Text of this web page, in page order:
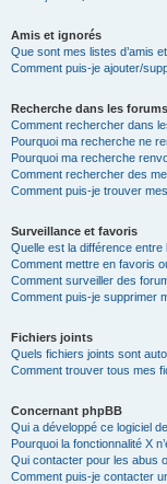
Amis et ignorés
Que sont mes listes d’amis
Comment puis-je ajouter/
Recherche dans les forums
Comment rechercher dans
Pourquoi ma recherche ne
Pourquoi ma recherche
Comment rechercher des
Comment puis-je trouver
Surveillance et favoris
Quelle est la différence
Comment mettre en favoris
Comment surveiller des
Comment puis-je supprimer
Fichiers joints
Quels fichiers joints sont
Comment trouver tous mes
Concernant phpBB
Qui a développé ce logiciel
Pourquoi la fonctionnalité X
Qui contacter pour les abus
Comment puis-je contacter